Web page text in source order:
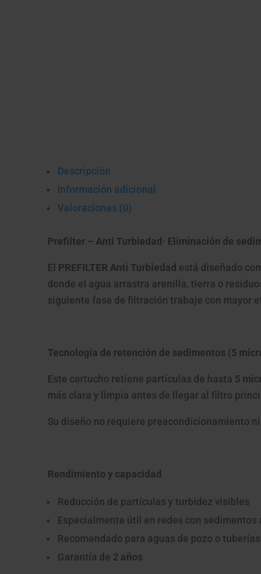
Descripción
Información adicional
Valoraciones (0)
Prefilter – Anti Turbiedad· Eliminación de
El PREFILTER Anti Turbiedad está diseñado
donde el agua arrastra arenilla, tierra o
siguiente fase de filtración trabaje con mayor
Tecnología de retención de sedimentos (5
Este cartucho retiene partículas de hasta 5
más clara y limpia antes de llegar al filtro
Su diseño no requiere preacondicionamiento
Rendimiento y capacidad
Reducción de partículas y turbidez visibles
Especialmente útil en redes con sedimentos
Recomendado para aguas de pozo o
Garantía de 2 años